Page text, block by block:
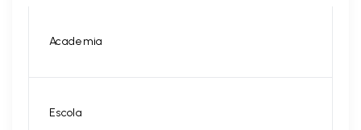
Academia
Escola